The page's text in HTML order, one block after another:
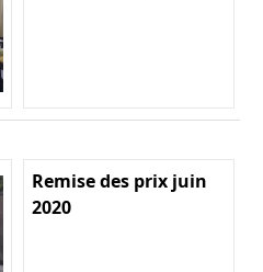
Remise des prix juin
2020